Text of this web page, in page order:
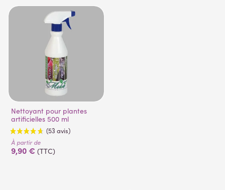
Nettoyant pour plantes
artificielles 500 ml
À partir de
9,90 € (TTC)